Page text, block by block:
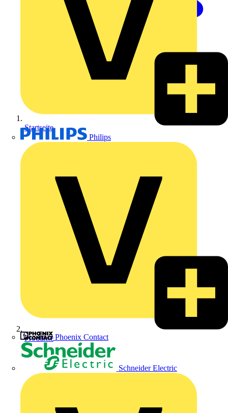
Philips
Phoenix Contact
Schneider Electric
Startseite
Produkte